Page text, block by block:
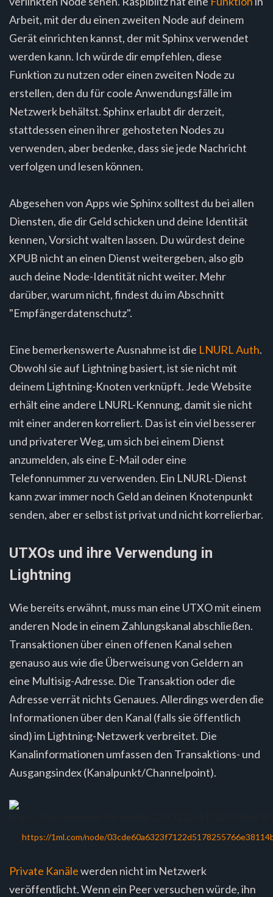
Arbeit, mit der du einen zweiten Node auf deinem
Gerät einrichten kannst, der mit Sphinx verwendet
werden kann. Ich würde dir empfehlen, diese
Funktion zu nutzen oder einen zweiten Node zu
erstellen, den du für coole Anwendungsfälle im
Netzwerk behältst. Sphinx erlaubt dir derzeit,
stattdessen einen ihrer gehosteten Nodes zu
verwenden, aber bedenke, dass sie jede Nachricht
verfolgen und lesen können.
Abgesehen von Apps wie Sphinx solltest du bei allen
Diensten, die dir Geld schicken und deine Identität
kennen, Vorsicht walten lassen. Du würdest deine
XPUB nicht an einen Dienst weitergeben, also gib
auch deine Node-Identität nicht weiter. Mehr
darüber, warum nicht, findest du im Abschnitt
"Empfängerdatenschutz".
Eine bemerkenswerte Ausnahme ist die LNURL Auth.
Obwohl sie auf Lightning basiert, ist sie nicht mit
deinem Lightning-Knoten verknüpft. Jede Website
erhält eine andere LNURL-Kennung, damit sie nicht
mit einer anderen korreliert. Das ist ein viel besserer
und privaterer Weg, um sich bei einem Dienst
anzumelden, als eine E-Mail oder eine
Telefonnummer zu verwenden. Ein LNURL-Dienst
kann zwar immer noch Geld an deinen Knotenpunkt
senden, aber er selbst ist privat und nicht korrelierbar.
UTXOs und ihre Verwendung in
Lightning
Wie bereits erwähnt, muss man eine UTXO mit einem
anderen Node in einem Zahlungskanal abschließen.
Transaktionen über einen offenen Kanal sehen
genauso aus wie die Überweisung von Geldern an
eine Multisig-Adresse. Die Transaktion oder die
Adresse verrät nichts Genaues. Allerdings werden die
Informationen über den Kanal (falls sie öffentlich
sind) im Lightning-Netzwerk verbreitet. Die
Kanalinformationen umfassen den Transaktions- und
Ausgangsindex (Kanalpunkt/Channelpoint).
https://1ml.com/node/
Private Kanälewerden nicht im Netzwerk
veröffentlicht. Wenn ein Peer versuchen würde, ihn